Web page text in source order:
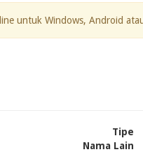
untuk Windows, Android
Tipe
Nama Lain